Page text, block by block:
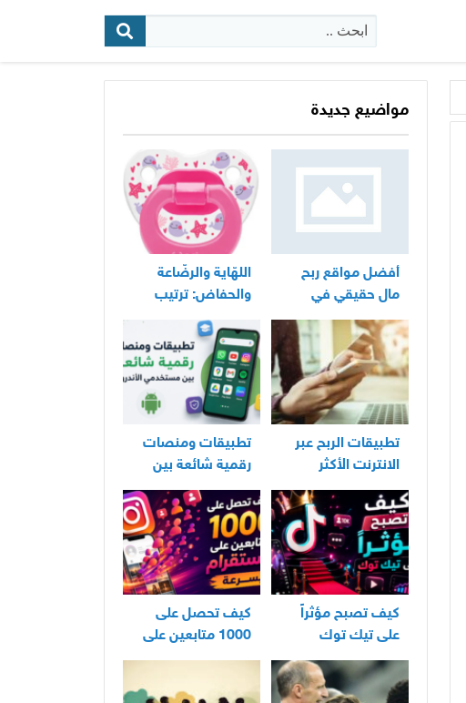
البحث:
مواضيع جديدة
أفضل مواقع ربح
مال حقيقي في
المغرب
اللهّاية والرضّاعة
والحفاض: ترتيب
عملي لأساسيات
العناية اليومية
بالرضيع
تطبيقات الربح عبر
الانترنت الأكثر
استخدامًا في العراق
تطبيقات ومنصات
رقمية شائعة بين
مستخدمي الأندرويد
كيف تصبح مؤثراً
على تيك توك
كيف تحصل على
1000 متابعين على
انستقرام بسرعة